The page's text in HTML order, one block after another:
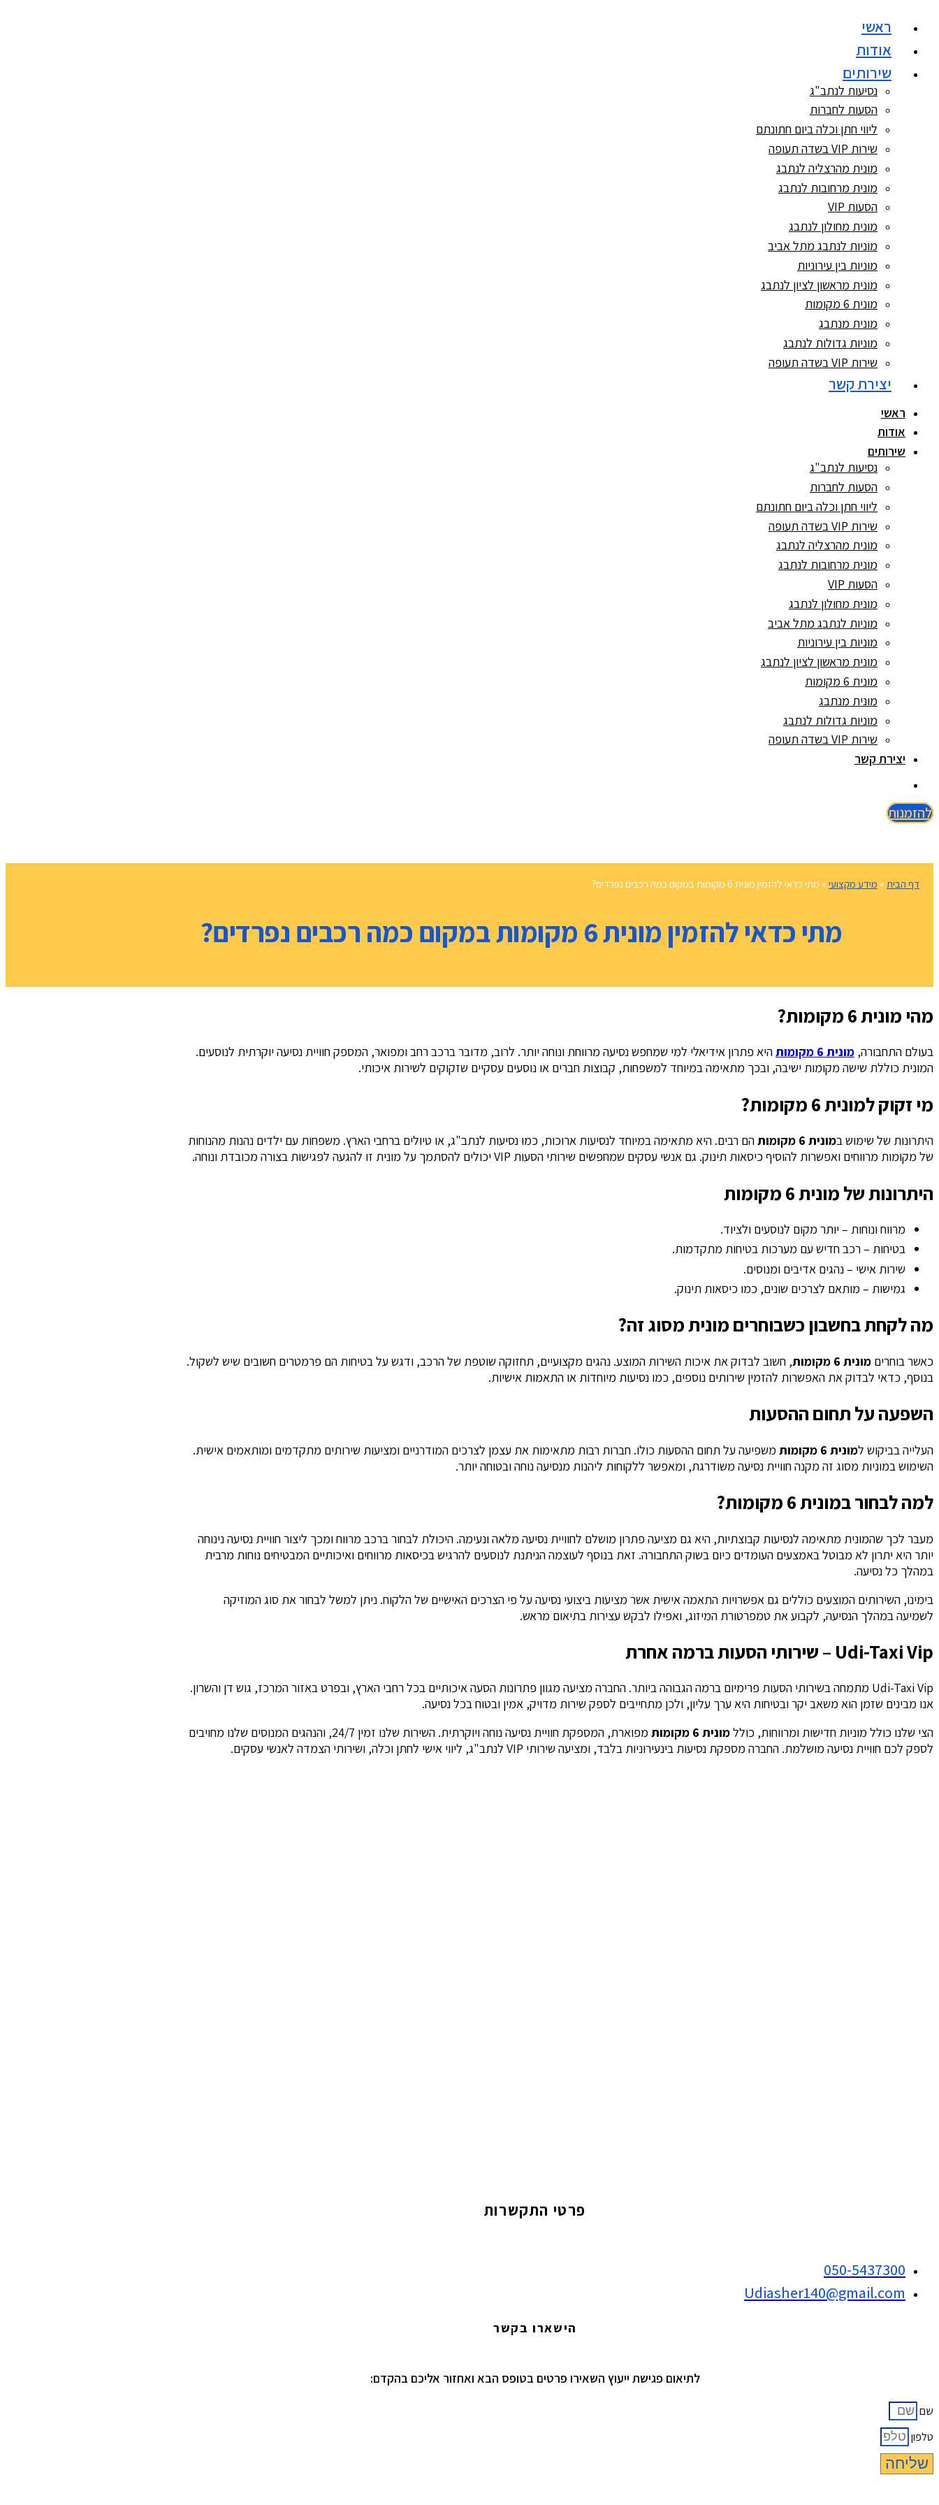
לתוכן
ראשי
אודות
שירותים
נסיעות לנתב"ג
הסעות לחברות
ליווי חתן וכלה ביום חתונתם
שירות VIP בשדה תעופה
מונית מהרצליה לנתבג
מונית מרחובות לנתבג
הסעות VIP
מונית מחולון לנתבג
מוניות לנתבג מתל אביב
מוניות בין עירוניות
מונית מראשון לציון לנתבג
מונית 6 מקומות
מונית מנתבג
מוניות גדולות לנתבג
שירות VIP בשדה תעופה
יצירת קשר
ראשי
אודות
שירותים
נסיעות לנתב"ג
הסעות לחברות
ליווי חתן וכלה ביום חתונתם
שירות VIP בשדה תעופה
מונית מהרצליה לנתבג
מונית מרחובות לנתבג
הסעות VIP
מונית מחולון לנתבג
מוניות לנתבג מתל אביב
מוניות בין עירוניות
מונית מראשון לציון לנתבג
מונית 6 מקומות
מונית מנתבג
מוניות גדולות לנתבג
שירות VIP בשדה תעופה
יצירת קשר
להזמנות
דף הבית » מידע מקצועי » מתי כדאי להזמין מונית 6 מקומות במקום כמה רכבים נפרדים?
מתי כדאי להזמין מונית 6 מקומות במקום כמה רכבים נפרדים?
מהי מונית 6 מקומות?
בעולם התחבורה, מונית 6 מקומות
היא פתרון אידיאלי למי שמחפש נסיעה מרווחת ונוחה יותר. לרוב, מדובר ברכב רחב ומפואר, המספק חוויית נסיעה יוקרתית לנוסעים.
המונית כוללת שישה מקומות ישיבה, ובכך מתאימה במיוחד למשפחות, קבוצות חברים או נוסעים עסקיים שזקוקים לשירות איכותי.
מי זקוק למונית 6 מקומות?
היתרונות של שימוש במונית 6 מקומות
הם רבים. היא מתאימה במיוחד לנסיעות ארוכות, כמו נסיעות לנתב"ג, או טיולים ברחבי הארץ. משפחות עם ילדים נהנות מהנוחות
של מקומות מרווחים ואפשרות להוסיף כיסאות תינוק. גם אנשי עסקים שמחפשים שירותי הסעות VIP יכולים להסתמך על מונית זו להגעה לפגישות בצורה מכובדת ונוחה.
היתרונות של מונית 6 מקומות
מרווח ונוחות – יותר מקום לנוסעים ולציוד.
בטיחות – רכב חדיש עם מערכות בטיחות מתקדמות.
שירות אישי – נהגים אדיבים ומנוסים.
גמישות – מותאם לצרכים שונים, כמו כיסאות תינוק.
מה לקחת בחשבון כשבוחרים מונית מסוג זה?
כאשר בוחרים מונית 6 מקומות
, חשוב לבדוק את איכות השירות המוצע. נהגים מקצועיים, תחזוקה שוטפת של הרכב, ודגש על בטיחות הם פרמטרים חשובים שיש לשקול.
בנוסף, כדאי לבדוק את האפשרות להזמין שירותים נוספים, כמו נסיעות מיוחדות או התאמות אישיות.
השפעה על תחום ההסעות
העלייה בביקוש למונית 6 מקומות
משפיעה על תחום ההסעות כולו. חברות רבות מתאימות את עצמן לצרכים המודרניים ומציעות שירותים מתקדמים ומותאמים אישית.
השימוש במוניות מסוג זה מקנה חוויית נסיעה משודרגת, ומאפשר ללקוחות ליהנות מנסיעה נוחה ובטוחה יותר.
למה לבחור במונית 6 מקומות?
מעבר לכך שהמונית מתאימה לנסיעות קבוצתיות, היא גם מציעה פתרון מושלם לחוויית נסיעה מלאה ונעימה. היכולת לבחור ברכב מרווח ומכך ליצור חוויית נסיעה נינוחה
יותר היא יתרון לא מבוטל באמצעים העומדים כיום בשוק התחבורה. זאת בנוסף לעוצמה הניתנת לנוסעים להרגיש בכיסאות מרווחים ואיכותיים המבטיחים נוחות מרבית
במהלך כל נסיעה.
בימינו, השירותים המוצעים כוללים גם אפשרויות התאמה אישית אשר מציעות ביצועי נסיעה על פי הצרכים האישיים של הלקוח. ניתן למשל לבחור את סוג המוזיקה
לשמיעה במהלך הנסיעה, לקבוע את טמפרטורת המיזוג, ואפילו לבקש עצירות בתיאום מראש.
Udi-Taxi Vip – שירותי הסעות ברמה אחרת
Udi-Taxi Vip מתמחה בשירותי הסעות פרימיום ברמה הגבוהה ביותר. החברה מציעה מגוון פתרונות הסעה איכותיים בכל רחבי הארץ, ובפרט באזור המרכז, גוש דן והשרון.
אנו מבינים שזמן הוא משאב יקר ובטיחות היא ערך עליון, ולכן מתחייבים לספק שירות מדויק, אמין ובטוח בכל נסיעה.
הצי שלנו כולל מוניות חדישות ומרווחות, כוללמונית 6 מקומות
מפוארת, המספקת חוויית נסיעה נוחה ויוקרתית. השירות שלנו זמין 24/7, והנהגים המנוסים שלנו מחויבים
לספק לכם חוויית נסיעה מושלמת. החברה מספקת נסיעות בינעירוניות בלבד, ומציעה שירותי VIP לנתב"ג, ליווי אישי לחתן וכלה, ושירותי הצמדה לאנשי עסקים.
פרטי התקשרות
050-5437300
Udiasher140@gmail.com
הישארו בקשר
לתיאום פגישת ייעוץ השאירו פרטים בטופס הבא ואחזור אליכם בהקדם:
שם
טלפון
שליחה